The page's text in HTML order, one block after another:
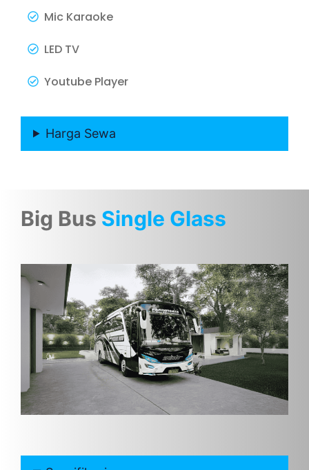
Mic Karaoke
LED TV
Youtube Player
Harga Sewa
Big Bus Single Glass